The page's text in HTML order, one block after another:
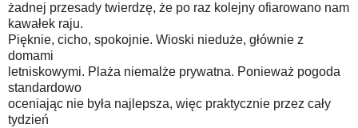
żadnej przesady twierdzę, że po raz kolejny ofiarowano nam
kawałek raju.
Pięknie, cicho, spokojnie. Wioski nieduże, głównie z
domami
letniskowymi. Plaża niemalże prywatna. Ponieważ pogoda
standardowo
oceniając nie była najlepsza, więc praktycznie przez cały
tydzień